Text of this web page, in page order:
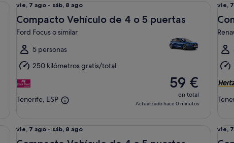
Del
vie,
7
ago
al
sáb,
8
ago
vie, 7 ago - sáb, 8 ago
Compacto Vehículo de 4 o 5 puertas
Ford Focus o similar
5 personas
250 kilómetros gratis/total
Tenerife, ESP
59 €
en total
Actualizado hace 0 minutos
Del
vie,
7
ago
al
sáb,
8
ago
vie,
Del
vie,
vie, 7 ago - sáb, 8 ago
Del
vie,
vie,